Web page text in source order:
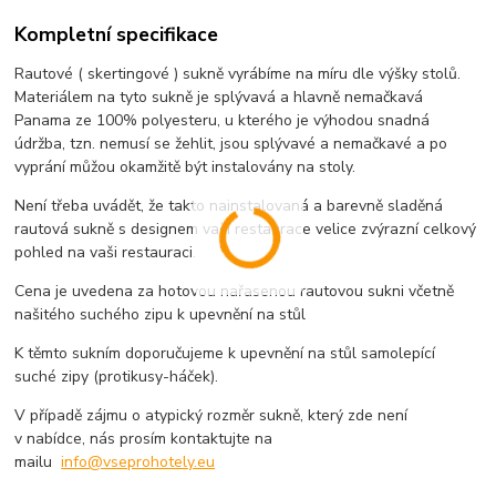
Kompletní specifikace
Rautové ( skertingové ) sukně vyrábíme na míru dle výšky stolů.
Materiálem na tyto sukně je splývavá a hlavně nemačkavá
Panama ze 100% polyesteru, u kterého je výhodou snadná
údržba, tzn. nemusí se žehlit, jsou splývavé a nemačkavé a po
vyprání můžou okamžitě být instalovány na stoly.
Není třeba uvádět, že takto nainstalovaná a barevně sladěná
rautová sukně s designem vaší restaurace velice zvýrazní celkový
pohled na vaši restauraci.
Cena je uvedena za hotovou nařasenou rautovou sukni včetně
našitého suchého zipu k upevnění na stůl
K těmto sukním doporučujeme k upevnění na stůl samolepící
suché zipy (protikusy-háček).
V případě zájmu o atypický rozměr sukně, který zde není
v nabídce, nás prosím kontaktujte na
mailuinfo@vseprohotely.eu